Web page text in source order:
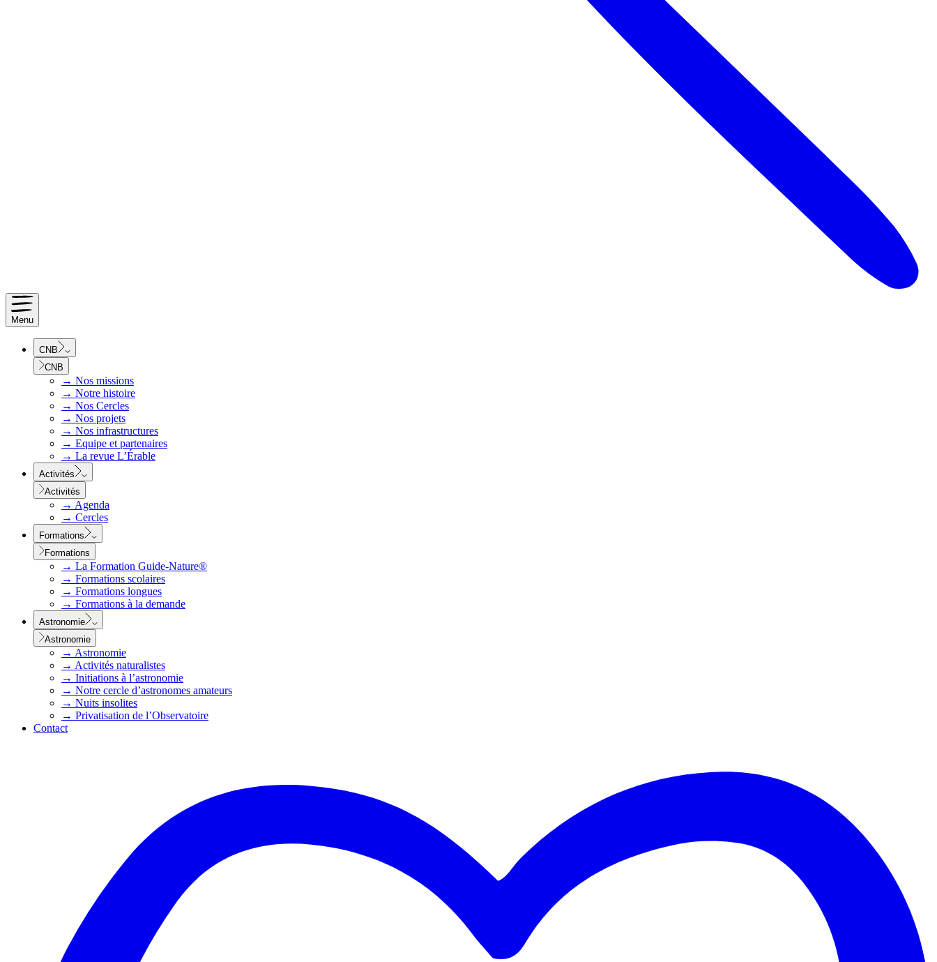
Menu
CNB
CNB
→ Nos missions
→ Notre histoire
→ Nos Cercles
→ Nos projets
→ Nos infrastructures
→ Equipe et partenaires
→ La revue L’Érable
Activités
Activités
→ Agenda
→ Cercles
Formations
Formations
→ La Formation Guide-Nature®
→ Formations scolaires
→ Formations longues
→ Formations à la demande
Astronomie
Astronomie
→ Astronomie
→ Activités naturalistes
→ Initiations à l’astronomie
→ Notre cercle d’astronomes amateurs
→ Nuits insolites
→ Privatisation de l’Observatoire
Contact